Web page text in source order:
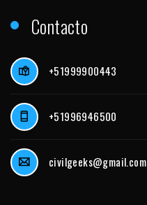
Contacto
+51999900443
+51996946500
civilgeeks@gmail.com